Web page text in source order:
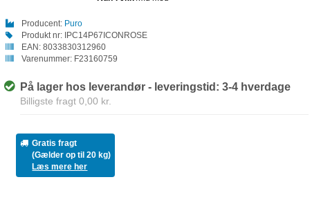
Producent: Puro
Produkt nr: IPC14P67ICONROSE
EAN: 8033830312960
Varenummer: F23160759
På lager hos leverandør - leveringstid: 3-4 hverdage
Billigste fragt 0,00 kr.
Gratis fragt
(Gælder op til 20 kg)
Læs mere her